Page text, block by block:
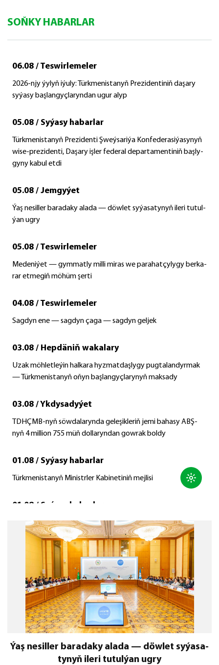
SOŇKY HABARLAR
06.08 / Teswirlemeler
2026-njy ýylyň iýuly: Türkmenistanyň Prezidentiniň daşary
syýasy başlangyçlaryndan ugur alyp
05.08 / Syýasy habarlar
Türk­me­nis­ta­nyň Prezidenti Şweý­sa­ri­ýa Kon­fe­de­ra­si­ýa­sy­nyň
wi­se-prezidenti, Da­şa­ry iş­ler fe­de­ral de­par­ta­men­ti­niň baş­ly­
gy­ny ka­bul et­di
05.08 / Jemgyýet
Ýaş ne­sil­ler ba­ra­da­ky ala­da — döw­let sy­ýa­sa­ty­nyň ile­ri tu­tul­
ýan ug­ry
05.08 / Teswirlemeler
Me­de­ni­ýet — gym­mat­ly milli mi­ras we pa­ra­hat­çy­ly­gy ber­ka­
rar et­me­giň mö­hüm şer­ti
04.08 / Teswirlemeler
Sagdyn ene — sagdyn çaga — sagdyn geljek
03.08 / Hepdäniň wakalary
Uzak möhletleýin halkara hyzmatdaşlygy pugtalandyrmak
— Türkmenistanyň oňyn başlangyçlarynyň maksady
03.08 / Ykdysadyýet
TDHÇMB-nyň söwdalarynda geleşikleriň jemi bahasy ABŞ-
nyň 4 million 755 müň dollaryndan gowrak boldy
01.08 / Syýasy habarlar
Türkmenistanyň Ministrler Kabinetiniň mejlisi
01.08 / Syýasy habarlar
Türkmenistanyň Prezidenti hormatly Serdar
Berdimuhamedowa
01.08 / Syýasy habarlar
Türkmenistanyň Prezidenti Ýaponiýanyň Premýer-ministrine
gynanç bildirdi
Ýaş ne­sil­ler ba­ra­da­ky ala­da — döw­let sy­ýa­sa­
ty­nyň ile­ri tu­tul­ýan ug­ry